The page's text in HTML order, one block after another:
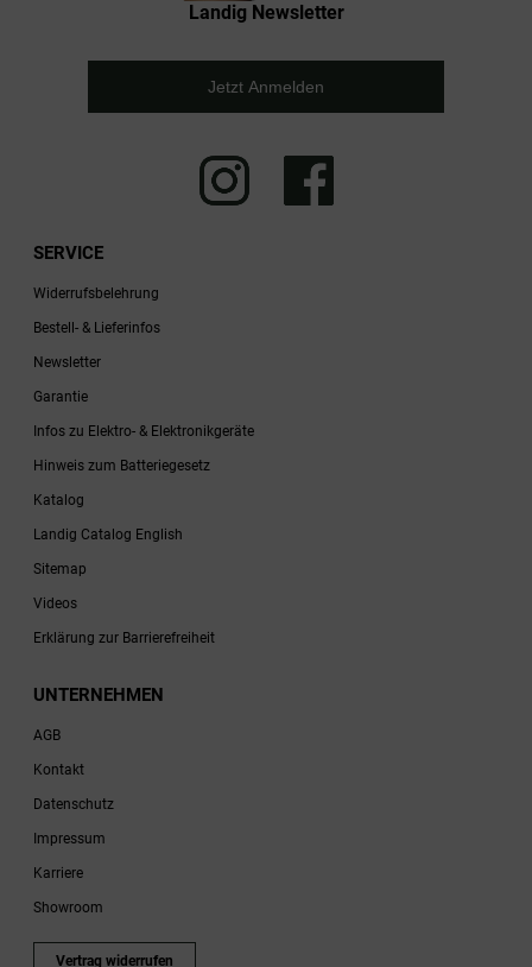
Landig Newsletter
Jetzt Anmelden
SERVICE
Widerrufsbelehrung
Bestell- & Lieferinfos
Newsletter
Garantie
Infos zu Elektro- & Elektronikgeräte
Hinweis zum Batteriegesetz
Katalog
Landig Catalog English
Sitemap
Videos
Erklärung zur Barrierefreiheit
UNTERNEHMEN
AGB
Kontakt
Datenschutz
Impressum
Karriere
Showroom
Vertrag widerrufen